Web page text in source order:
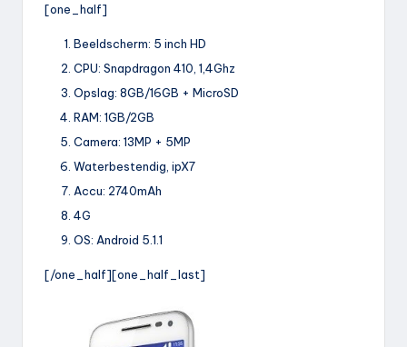
[one_half]
Beeldscherm: 5 inch HD
CPU: Snapdragon 410, 1,4Ghz
Opslag: 8GB/16GB + MicroSD
RAM: 1GB/2GB
Camera: 13MP + 5MP
Waterbestendig, ipX7
Accu: 2740mAh
4G
OS: Android 5.1.1
[/one_half][one_half_last]